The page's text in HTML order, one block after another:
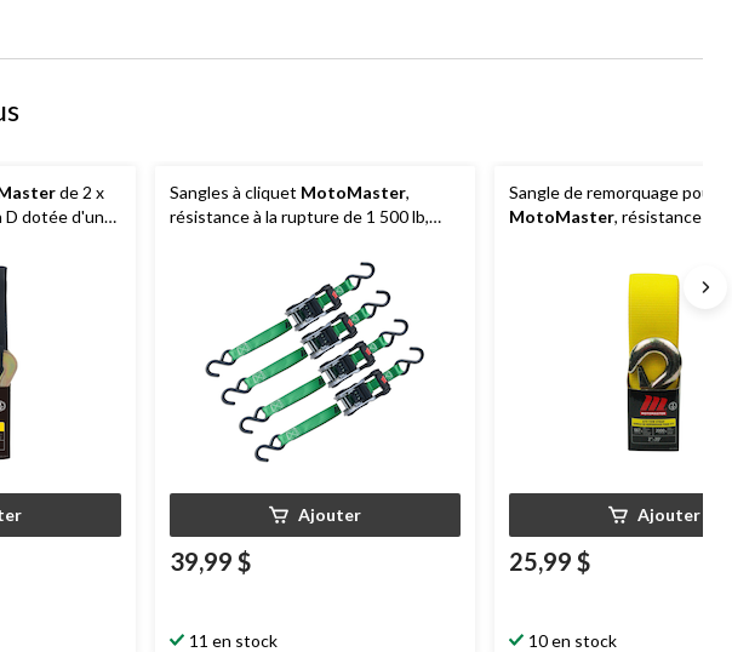
de 2 x
D dotée d'une
Sangles à cliquet MotoMaster,
résistance à la rupture de 1 500 lb,
Ajouter
39,99 $
11 en stock
Sangle de remorquage pour
MotoMaster, résistance à
Ajouter
25,99 $
10 en stock